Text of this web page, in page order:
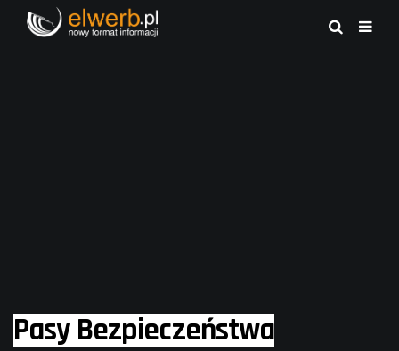
Pasy Bezpieczeństwa